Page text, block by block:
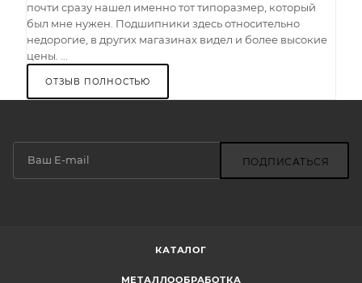
почти сразу нашел именно тот типоразмер, который
был мне нужен. Подшипники здесь относительно
недорогие, в других магазинах видел и более высокие
цены. ...
ОТЗЫВ ПОЛНОСТЬЮ
ПОДПИСАТЬСЯ
КАТАЛОГ
МЕТАЛЛООБРАБОТКА